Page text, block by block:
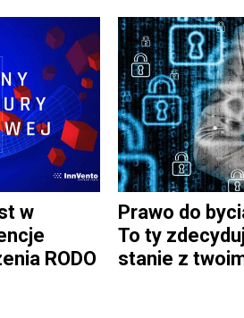
w
RODO
Prawo do
To ty
stanie z